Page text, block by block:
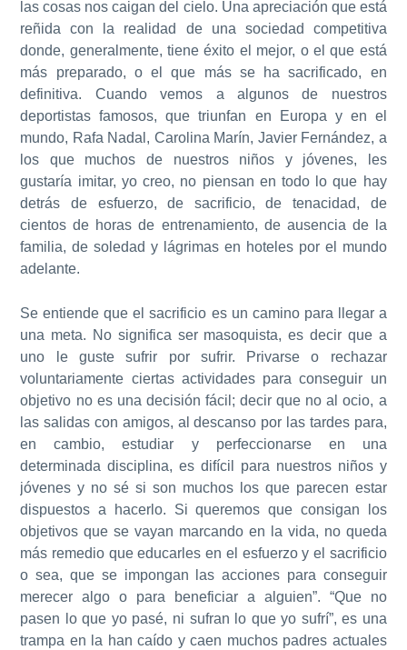
las cosas nos caigan del cielo. Una apreciación que está
reñida con la realidad de una sociedad competitiva
donde, generalmente, tiene éxito el mejor, o el que está
más preparado, o el que más se ha sacrificado, en
definitiva. Cuando vemos a algunos de nuestros
deportistas famosos, que triunfan en Europa y en el
mundo, Rafa Nadal, Carolina Marín, Javier Fernández, a
los que muchos de nuestros niños y jóvenes, les
gustaría imitar, yo creo, no piensan en todo lo que hay
detrás de esfuerzo, de sacrificio, de tenacidad, de
cientos de horas de entrenamiento, de ausencia de la
familia, de soledad y lágrimas en hoteles por el mundo
adelante.
Se entiende que el sacrificio es un camino para llegar a
una meta. No significa ser masoquista, es decir que a
uno le guste sufrir por sufrir. Privarse o rechazar
voluntariamente ciertas actividades para conseguir un
objetivo no es una decisión fácil; decir que no al ocio, a
las salidas con amigos, al descanso por las tardes para,
en cambio, estudiar y perfeccionarse en una
determinada disciplina, es difícil para nuestros niños y
jóvenes y no sé si son muchos los que parecen estar
dispuestos a hacerlo. Si queremos que consigan los
objetivos que se vayan marcando en la vida, no queda
más remedio que educarles en el esfuerzo y el sacrificio
o sea, que se impongan las acciones para conseguir
merecer algo o para beneficiar a alguien”. “Que no
pasen lo que yo pasé, ni sufran lo que yo sufrí”, es una
trampa en la han caído y caen muchos padres actuales